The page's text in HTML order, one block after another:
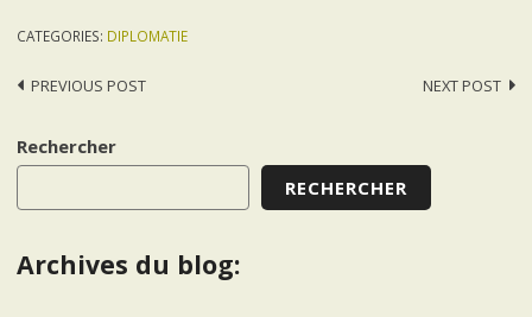
CATEGORIES: DIPLOMATIE
Post
PREVIOUS POST NEXT POST
Rechercher
RECHERCHER
Archives du blog: